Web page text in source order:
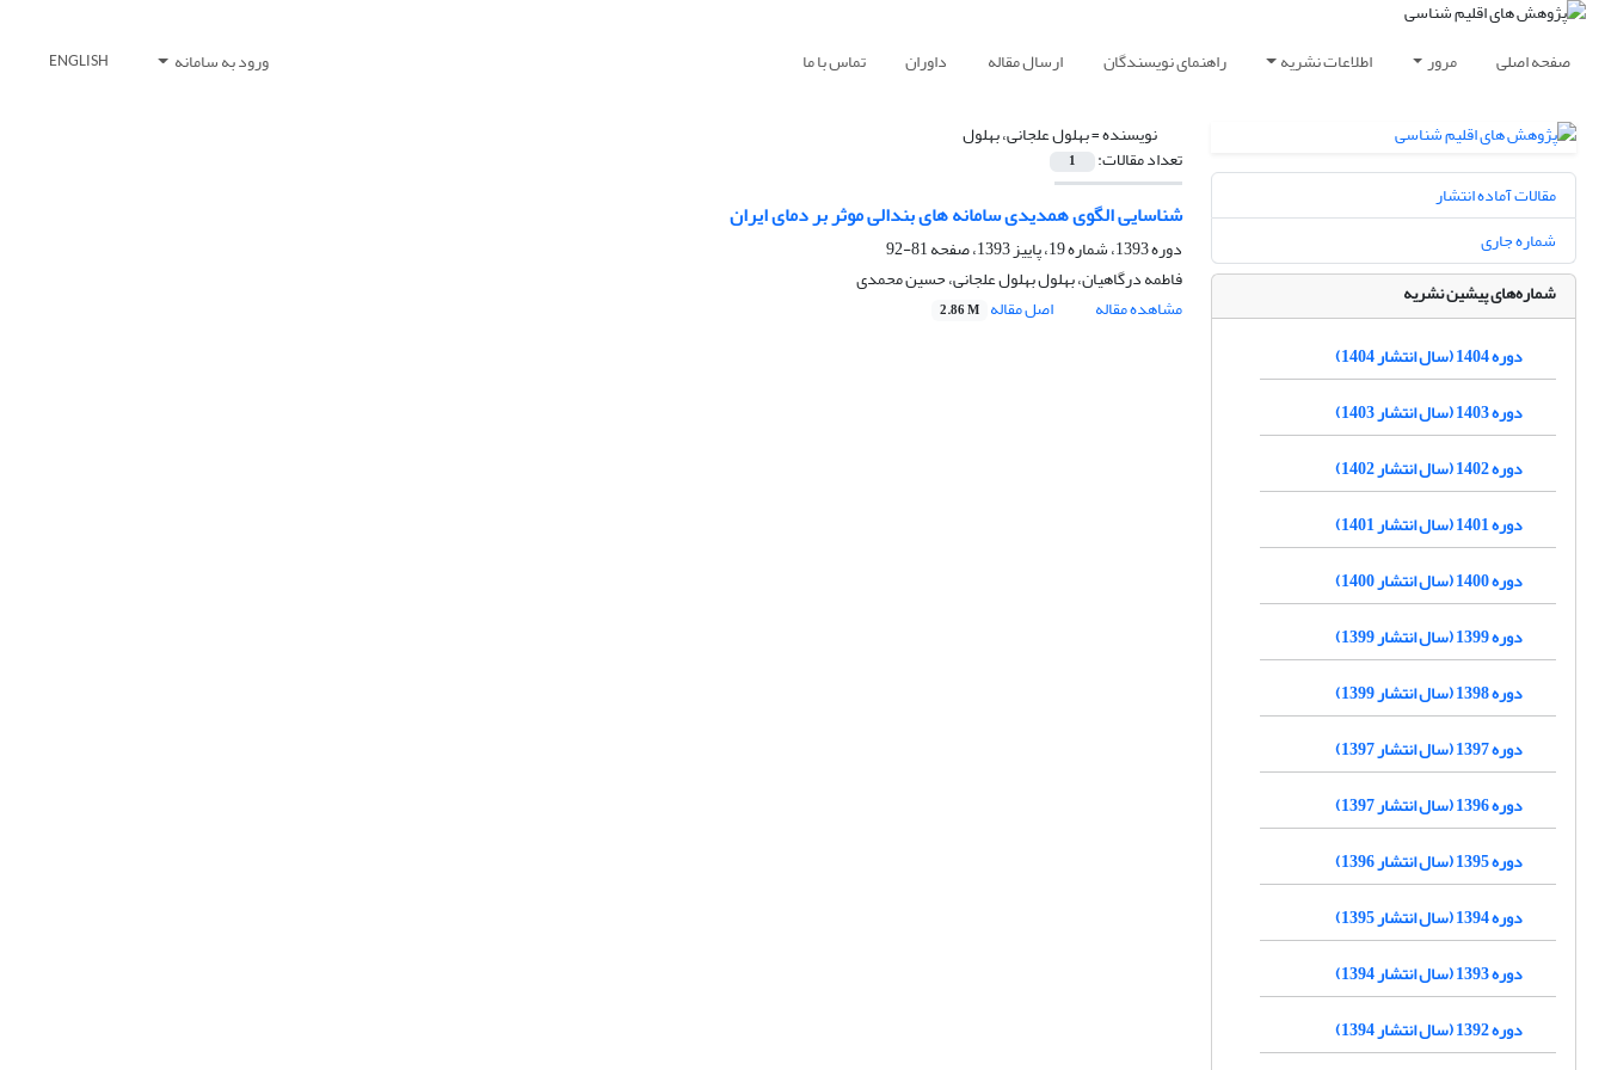
صفحه اصلی مرور اطلاعات نشریه راهنمای نویسندگان ارسال مقاله داوران تماس با ما ورود به سامانه ENGLISH
نویسنده =بهلول علجانی، بهلول
تعداد مقالات: 1
شناسایی الگوی همدیدی سامانه های بندالی موثر بر دمای ایران
دوره 1393، شماره 19، پاییز 1393، صفحه
81-92
فاطمه درگاهیان، بهلول بهلول علجانی، حسین محمدی
مشاهده مقاله
اصل مقاله 2.86 M
مقالات آماده انتشار
شماره جاری
شماره‌های پیشین نشریه
دوره 1404 (سال انتشار 1404)
دوره 1403 (سال انتشار 1403)
دوره 1402 (سال انتشار 1402)
دوره 1401 (سال انتشار 1401)
دوره 1400 (سال انتشار 1400)
دوره 1399 (سال انتشار 1399)
دوره 1398 (سال انتشار 1399)
دوره 1397 (سال انتشار 1397)
دوره 1396 (سال انتشار 1397)
دوره 1395 (سال انتشار 1396)
دوره 1394 (سال انتشار 1395)
دوره 1393 (سال انتشار 1394)
دوره 1392 (سال انتشار 1394)